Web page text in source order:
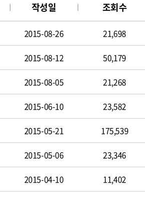
작성일 조회수
2015-08-26 21,698
2015-08-12 50,179
2015-08-05 21,268
2015-06-10 23,582
2015-05-21 175,539
2015-05-06 23,346
2015-04-10 11,402